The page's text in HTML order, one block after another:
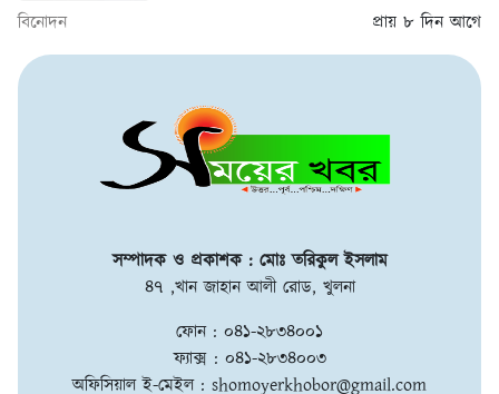
বিনোদন প্রায় ৮ দিন আগে
সম্পাদক ও প্রকাশক : মোঃ তরিকুল ইসলাম
৪৭ ,খান জাহান আলী রোড, খুলনা
ফোন : ০৪১-২৮৩৪০০১
ফ্যাক্স : ০৪১-২৮৩৪০০৩
অফিসিয়াল ই-মেইল : shomoyerkhobor@gmail.com